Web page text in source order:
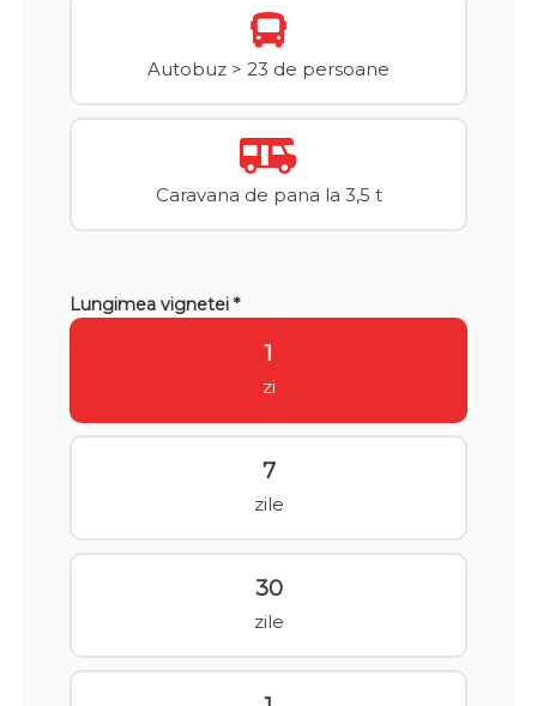
Autobuz > 23 de persoane
Caravana de pana la 3,5 t
Lungimea vignetei *
1
zi
7
zile
30
zile